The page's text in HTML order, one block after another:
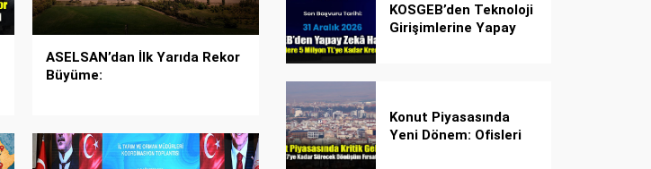
ASELSAN’dan İlk Yarıda Rekor
Büyüme:
KOSGEB’den Teknoloji
Girişimlerine Yapay
Konut Piyasasında
Yeni Dönem: Ofisleri